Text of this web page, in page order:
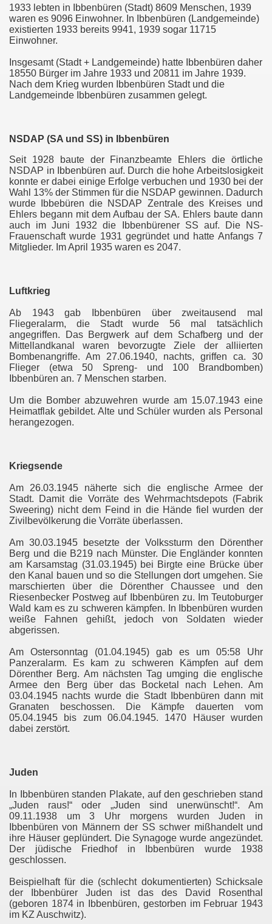
1933 lebten in Ibbenbüren (Stadt) 8609 Menschen, 1939
waren es 9096 Einwohner. In Ibbenbüren (Landgemeinde)
existierten 1933 bereits 9941, 1939 sogar 11715
Einwohner.
Insgesamt (Stadt + Landgemeinde) hatte Ibbenbüren daher
18550 Bürger im Jahre 1933 und 20811 im Jahre 1939.
Nach dem Krieg wurden Ibbenbüren Stadt und die
Landgemeinde Ibbenbüren zusammen gelegt.
NSDAP (SA und SS) in Ibbenbüren
Seit 1928 baute der Finanzbeamte Ehlers die örtliche
NSDAP in Ibbenbüren auf. Durch die hohe Arbeitslosigkeit
konnte er dabei einige Erfolge verbuchen und 1930 bei der
Wahl 13% der Stimmen für die NSDAP gewinnen. Dadurch
wurde Ibbebüren die NSDAP Zentrale des Kreises und
Ehlers begann mit dem Aufbau der SA. Ehlers baute dann
auch im Juni 1932 die Ibbenbürener SS auf. Die NS-
Frauenschaft wurde 1931 gegründet und hatte Anfangs 7
Mitglieder. Im April 1935 waren es 2047.
Luftkrieg
Ab 1943 gab Ibbenbüren über zweitausend mal
Fliegeralarm, die Stadt wurde 56 mal tatsächlich
angegriffen. Das Bergwerk auf dem Schafberg und der
Mittellandkanal waren bevorzugte Ziele der alliierten
Bombenangriffe. Am 27.06.1940, nachts, griffen ca. 30
Flieger (etwa 50 Spreng- und 100 Brandbomben)
Ibbenbüren an. 7 Menschen starben.
Um die Bomber abzuwehren wurde am 15.07.1943 eine
Heimatflak gebildet. Alte und Schüler wurden als Personal
herangezogen.
Kriegsende
Am 26.03.1945 näherte sich die englische Armee der
Stadt. Damit die Vorräte des Wehrmachtsdepots (Fabrik
Sweering) nicht dem Feind in die Hände fiel wurden der
Zivilbevölkerung die Vorräte überlassen.
Am 30.03.1945 besetzte der Volkssturm den Dörenther
Berg und die B219 nach Münster. Die Engländer konnten
am Karsamstag (31.03.1945) bei Birgte eine Brücke über
den Kanal bauen und so die Stellungen dort umgehen. Sie
marschierten über die Dörenther Chaussee und den
Riesenbecker Postweg auf Ibbenbüren zu. Im Teutoburger
Wald kam es zu schweren kämpfen. In Ibbenbüren wurden
weiße Fahnen gehißt, jedoch von Soldaten wieder
abgerissen.
Am Ostersonntag (01.04.1945) gab es um 05:58 Uhr
Panzeralarm. Es kam zu schweren Kämpfen auf dem
Dörenther Berg. Am nächsten Tag umging die englische
Armee den Berg über das Bocketal nach Lehen. Am
03.04.1945 nachts wurde die Stadt Ibbenbüren dann mit
Granaten beschossen. Die Kämpfe dauerten vom
05.04.1945 bis zum 06.04.1945. 1470 Häuser wurden
dabei zerstört.
Juden
In Ibbenbüren standen Plakate, auf den geschrieben stand
„Juden raus!“ oder „Juden sind unerwünscht!“. Am
09.11.1938 um 3 Uhr morgens wurden Juden in
Ibbenbüren von Männern der SS schwer mißhandelt und
ihre Häuser geplündert. Die Synagoge wurde angezündet.
Der jüdische Friedhof in Ibbenbüren wurde 1938
geschlossen.
Beispielhaft für die (schlecht dokumentierten) Schicksale
der Ibbenbürer Juden ist das des David Rosenthal
(geboren 1874 in Ibbenbüren, gestorben im Februar 1943
im KZ Auschwitz).